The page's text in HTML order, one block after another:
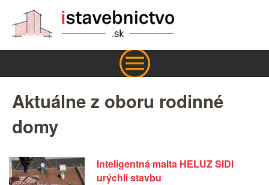
Aktuálne z oboru rodinné
domy
Inteligentná malta HELUZ SIDI
urýchli stavbu